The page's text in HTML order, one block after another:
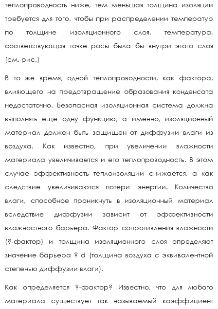
теплопроводность ниже, тем меньшая толщина изоляции
требуется для того, чтобы при распределении температур
по толщине изоляционного слоя, температура,
соответствующая точке росы была бы внутри этого слоя
(см. рис.)
В то же время, одной теплопроводности, как фактора,
влияющего на предотвращение образования конденсата
недостаточно. Безопасная изоляционная система должна
выполнять еще одну функцию, а именно, изоляционный
материал должен быть защищен от диффузии влаги из
воздуха. Как известно, при увеличении влажности
материала увеличивается и его теплопроводность. В этом
случае эффективность теплоизоляции снижается, а как
следствие увеличиваются потери энергии. Количество
влаги, способное проникнуть в изоляционный материал
вследствие диффузии зависит от эффективности
влажностного барьера. Фактор сопротивления влажности
(?-фактор) и толщина изоляционного слоя определяют
значение барьера ? d (толщина воздуха с эквивалентной
степенью диффузии влаги).
Как определяется ?-фактор? Известно, что для любого
материала существует так называемый коэффициент